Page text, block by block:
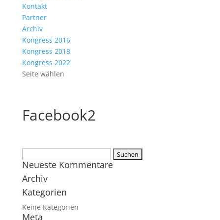
Kontakt
Partner
Archiv
Kongress 2016
Kongress 2018
Kongress 2022
Seite wählen
Facebook2
nach:
Neueste Kommentare
Archiv
Kategorien
Keine Kategorien
Meta